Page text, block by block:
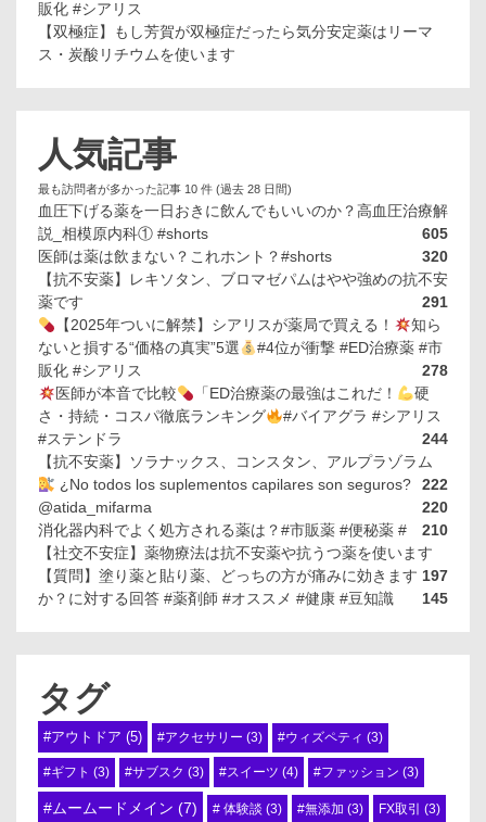
販化 #シアリス
【双極症】もし芳賀が双極症だったら気分安定薬はリーマ
ス・炭酸リチウムを使います
人気記事
最も訪問者が多かった記事 10 件 (過去 28 日間)
血圧下げる薬を一日おきに飲んでもいいのか？高血圧治療解
説_相模原内科① #shorts
605
医師は薬は飲まない？これホント？#shorts
320
【抗不安薬】レキソタン、ブロマゼパムはやや強めの抗不安
薬です
291
【2025年ついに解禁】シアリスが薬局で買える！
知ら
ないと損する“価格の真実”5選
#4位が衝撃 #ED治療薬 #市
販化 #シアリス
278
医師が本音で比較
「ED治療薬の最強はこれだ！
硬
さ・持続・コスパ徹底ランキング
#バイアグラ #シアリス
#ステンドラ
244
【抗不安薬】ソラナックス、コンスタン、アルプラゾラム
222
¿No todos los suplementos capilares son seguros?
@atida_mifarma
220
消化器内科でよく処方される薬は？#市販薬 #便秘薬 #
210
【社交不安症】薬物療法は抗不安薬や抗うつ薬を使います
197
【質問】塗り薬と貼り薬、どっちの方が痛みに効きます
か？に対する回答 #薬剤師 #オススメ #健康 #豆知識
145
タグ
#アウトドア (5) #アクセサリー (3) #ウィズペティ (3)
#ギフト (3) #サブスク (3) #スイーツ (4) #ファッション (3)
#ムームードメイン (7) # 体験談 (3) #無添加 (3) FX取引 (3)